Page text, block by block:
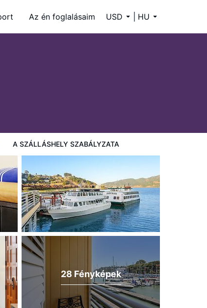
Az én foglalásaim USD HU
A SZÁLLÁSHELY SZABÁLYZATA
28 Fényképek